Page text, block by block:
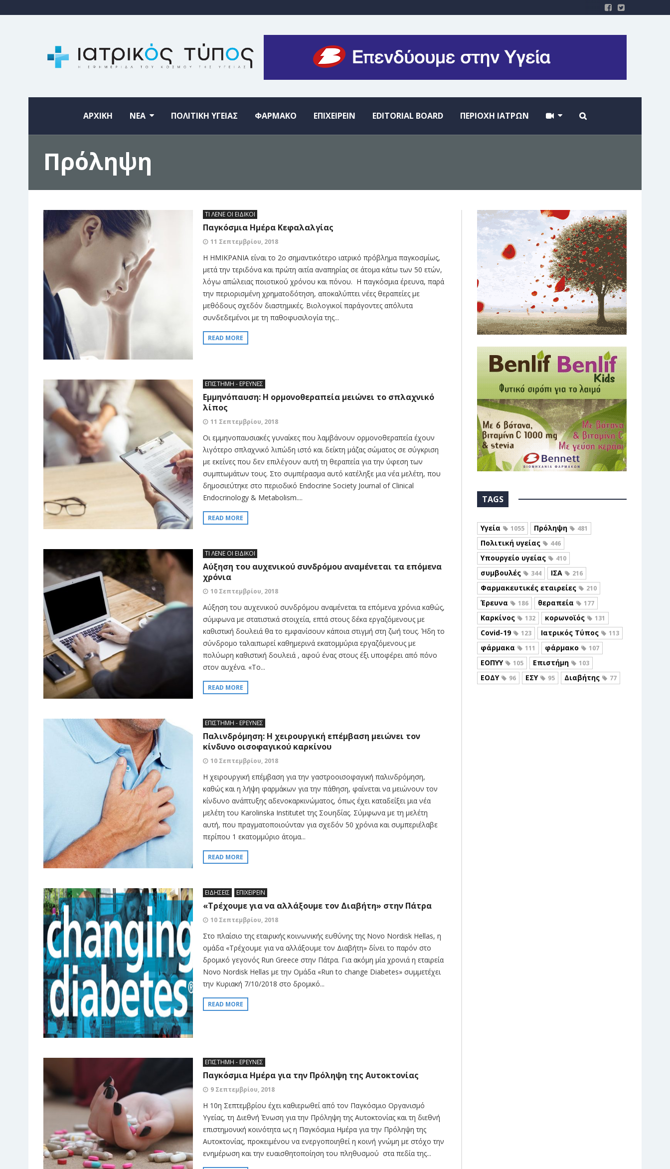
ΑΡΧΙΚΗ ΝΕΑ ΠΟΛΙΤΙΚΗ ΥΓΕΙΑΣ ΦΑΡΜΑΚΟ ΕΠΙΧΕΙΡΕΙΝ EDITORIAL BOARD ΠΕΡΙΟΧΗ ΙΑΤΡΩΝ
Πρόληψη
ΤΙ ΛΕΝΕ ΟΙ ΕΙΔΙΚΟΙ
Παγκόσμια Ημέρα Κεφαλαλγίας
11 Σεπτεμβρίου, 2018
Η ΗΜΙΚΡΑΝΙΑ είναι το 2ο σημαντικότερο ιατρικό πρόβλημα παγκοσμίως,
μετά την τεριδόνα και πρώτη αιτία αναπηρίας σε άτομα κάτω των 50 ετών,
λόγω απώλειας ποιοτικού χρόνου και πόνου. Η παγκόσμια έρευνα, παρά
την περιορισμένη χρηματοδότηση, αποκαλύπτει νέες θεραπείες με
μεθόδους σχεδόν διαστημικές. Βιολογικοί παράγοντες απόλυτα
συνδεδεμένοι με τη παθοφυσιλογία της...
READ MORE
ΕΠΙΣΤΗΜΗ - ΕΡΕΥΝΕΣ
Εμμηνόπαυση: Η ορμονοθεραπεία μειώνει το σπλαχνικό
λίπος
11 Σεπτεμβρίου, 2018
Οι εμμηνοπαυσιακές γυναίκες που λαμβάνουν ορμονοθεραπεία έχουν
λιγότερο σπλαχνικό λιπώδη ιστό και δείκτη μάζας σώματος σε σύγκριση
με εκείνες που δεν επιλέγουν αυτή τη θεραπεία για την ύφεση των
συμπτωμάτων τους. Στο συμπέρασμα αυτό κατέληξε μια νέα μελέτη, που
δημοσιεύτηκε στο περιοδικό Endocrine Society Journal of Clinical
Endocrinology & Metabolism....
READ MORE
ΤΙ ΛΕΝΕ ΟΙ ΕΙΔΙΚΟΙ
Αύξηση του αυχενικού συνδρόμου αναμένεται τα επόμενα
χρόνια
10 Σεπτεμβρίου, 2018
Αύξηση του αυχενικού συνδρόμου αναμένεται τα επόμενα χρόνια καθώς,
σύμφωνα με στατιστικά στοιχεία, επτά στους δέκα εργαζόμενους με
καθιστική δουλειά θα το εμφανίσουν κάποια στιγμή στη ζωή τους. Ήδη το
σύνδρομο ταλαιπωρεί καθημερινά εκατομμύρια εργαζόμενους με
πολύωρη καθιστική δουλειά , αφού ένας στους έξι υποφέρει από πόνο
στον αυχένα. «Το...
READ MORE
ΕΠΙΣΤΗΜΗ - ΕΡΕΥΝΕΣ
Παλινδρόμηση: Η χειρουργική επέμβαση μειώνει τον
κίνδυνο οισοφαγικού καρκίνου
10 Σεπτεμβρίου, 2018
Η χειρουργική επέμβαση για την γαστροοισοφαγική παλινδρόμηση,
καθώς και η λήψη φαρμάκων για την πάθηση, φαίνεται να μειώνουν τον
κίνδυνο ανάπτυξης αδενοκαρκινώματος, όπως έχει καταδείξει μια νέα
μελέτη του Karolinska Institutet της Σουηδίας. Σύμφωνα με τη μελέτη
αυτή, που πραγματοποιούνταν για σχεδόν 50 χρόνια και συμπεριέλαβε
περίπου 1 εκατομμύριο άτομα...
READ MORE
ΕΙΔΗΣΕΙΣ ΕΠΙΧΕΙΡΕΙΝ
«Τρέχουμε για να αλλάξουμε τον Διαβήτη» στην Πάτρα
10 Σεπτεμβρίου, 2018
Στο πλαίσιο της εταιρικής κοινωνικής ευθύνης της Novo Nordisk Hellas, η
ομάδα «Τρέχουμε για να αλλάξουμε τον Διαβήτη» δίνει το παρόν στο
δρομικό γεγονός Run Greece στην Πάτρα. Για ακόμη μία χρονιά η εταιρεία
Novo Nordisk Hellas με την Ομάδα «Run to change Diabetes» συμμετέχει
την Κυριακή 7/10/2018 στο δρομικό...
READ MORE
ΕΠΙΣΤΗΜΗ - ΕΡΕΥΝΕΣ
Παγκόσμια Ημέρα για την Πρόληψη της Αυτοκτονίας
9 Σεπτεμβρίου, 2018
H 10η Σεπτεμβρίου έχει καθιερωθεί από τον Παγκόσμιο Οργανισμό
Υγείας, τη Διεθνή Ένωση για την Πρόληψη της Αυτοκτονίας και τη διεθνή
επιστημονική κοινότητα ως η Παγκόσμια Ημέρα για την Πρόληψη της
Αυτοκτονίας, προκειμένου να ενεργοποιηθεί η κοινή γνώμη με στόχο την
ενημέρωση και την ευαισθητοποίηση του πληθυσμού στα πεδία της...
TAGS
Υγεία 1055 Πρόληψη 481
Πολιτική υγείας 446
Υπουργείο υγείας 410
συμβουλές 344 ΙΣΑ 216
Φαρμακευτικές εταιρείες 210
Έρευνα 186 θεραπεία 177
Καρκίνος 132 κορωνοϊός 131
Covid-19 123 Ιατρικός Τύπος 113
φάρμακα 111 φάρμακο 107
ΕΟΠΥΥ 105 Επιστήμη 103
ΕΟΔΥ 96 ΕΣΥ 95 Διαβήτης 77